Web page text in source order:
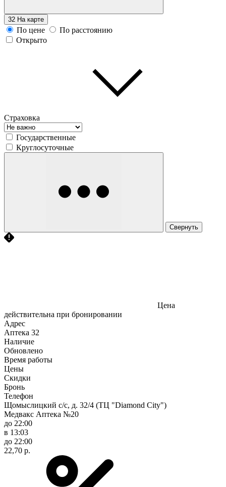
32 На карте
По цене
По расстоянию
Открыто
Страховка
Государственные
Круглосуточные
Свернуть
Цена
действительна при бронировании
Адрес
Аптека 32
Наличие
Обновлено
Время работы
Цены
Скидки
Бронь
Телефон
Щомыслицкий с/с, д. 32/4 (ТЦ "Diamond City")
Медвакс Аптека №20
до 22:00
в 13:03
до 22:00
22,70 р.